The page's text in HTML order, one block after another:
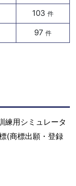
103 件
97 件
練用シミュレータ
(商標出願・登録